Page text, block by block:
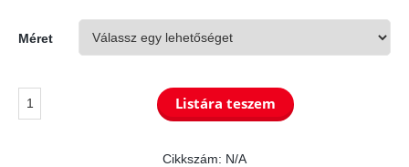
Méret
Paint
fényezőruha
Listára teszem
Cikkszám: N/A